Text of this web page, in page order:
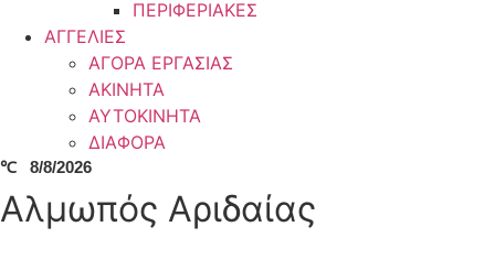
ΠΕΡΙΦΕΡΙΑΚΕΣ
ΑΓΓΕΛΙΕΣ
ΑΓΟΡΑ ΕΡΓΑΣΙΑΣ
ΑΚΙΝΗΤΑ
ΑΥΤΟΚΙΝΗΤΑ
ΔΙΑΦΟΡΑ
℃ 8/8/2026
Αλμωπός Αριδαίας